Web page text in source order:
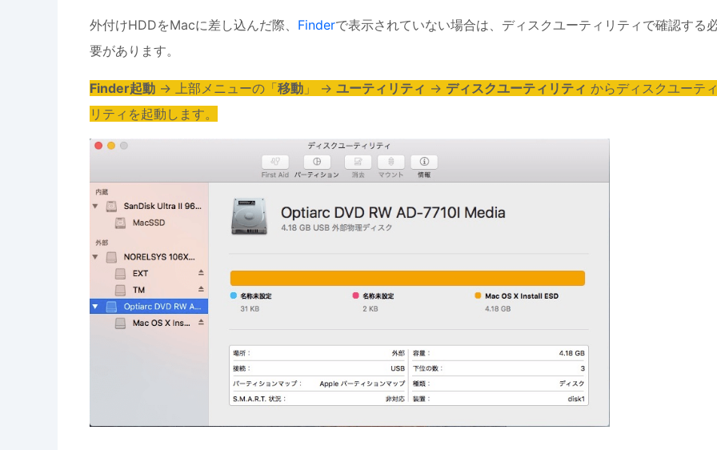
外付けHDDをMacに差し込んだ際、 Finderで表示されていない場合は、ディスクユーティリティで確認する
要があります。
Finder起動 → 上部メニューの「移動 」 → ユーティリティ → ディスクユーティリティ からディスクユーテ
リティを起動します。